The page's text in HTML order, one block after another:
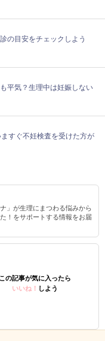
の目安をチェックしよう
平気？生理中は妊娠しない
すぐ不妊検査を受けた方が
」が生理にまつわる悩みから
！をサポートする情報をお届
この記事が気に入ったら
いいね！ しよう